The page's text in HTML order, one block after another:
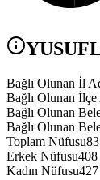
Bağlı Olunan İl
Bağlı Olunan İlçe
Bağlı Olunan
Bağlı Olunan
Toplam Nüfusu
Erkek Nüfusu408
Kadın Nüfusu427